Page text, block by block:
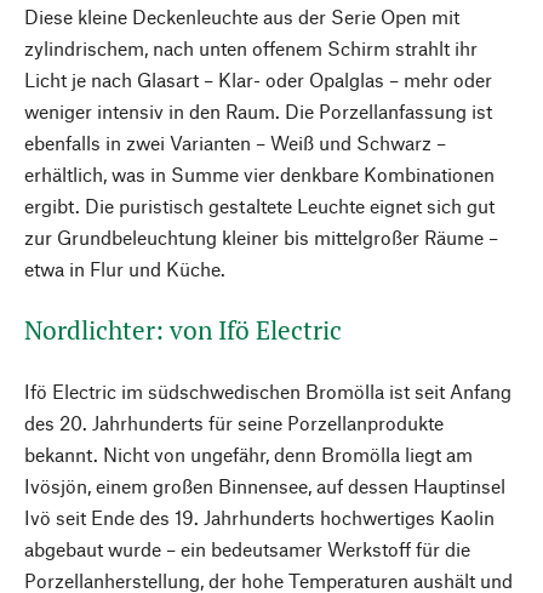
Diese kleine Deckenleuchte aus der Serie Open mit
zylindrischem, nach unten offenem Schirm strahlt ihr
Licht je nach Glasart – Klar- oder Opalglas – mehr oder
weniger intensiv in den Raum. Die Porzellanfassung ist
ebenfalls in zwei Varianten – Weiß und Schwarz –
erhältlich, was in Summe vier denkbare Kombinationen
ergibt. Die puristisch gestaltete Leuchte eignet sich gut
zur Grundbeleuchtung kleiner bis mittelgroßer Räume –
etwa in Flur und Küche.
Nordlichter: von Ifö Electric
Ifö Electric im südschwedischen Bromölla ist seit Anfang
des 20. Jahrhunderts für seine Porzellanprodukte
bekannt. Nicht von ungefähr, denn Bromölla liegt am
Ivösjön, einem großen Binnensee, auf dessen Hauptinsel
Ivö seit Ende des 19. Jahrhunderts hochwertiges Kaolin
abgebaut wurde – ein bedeutsamer Werkstoff für die
Porzellanherstellung, der hohe Temperaturen aushält und